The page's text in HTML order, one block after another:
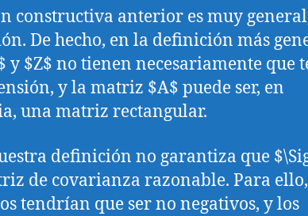
constructiva anterior es muy
De hecho, en la definición más
y $Z$ no tienen necesariamente que
y la matriz $A$ puede ser, en
una matriz rectangular.
definición no garantiza que
de covarianza razonable. Para
tendrían que ser no negativos, y los